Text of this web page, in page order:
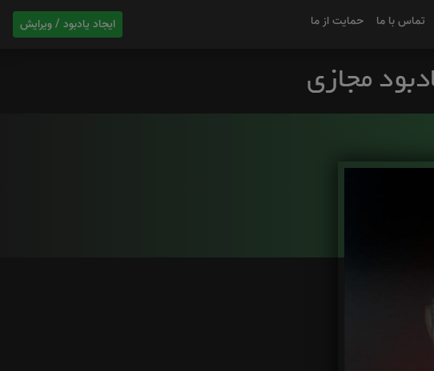
ایجاد یادبود / ویرایش تماس با ما حمایت از ما